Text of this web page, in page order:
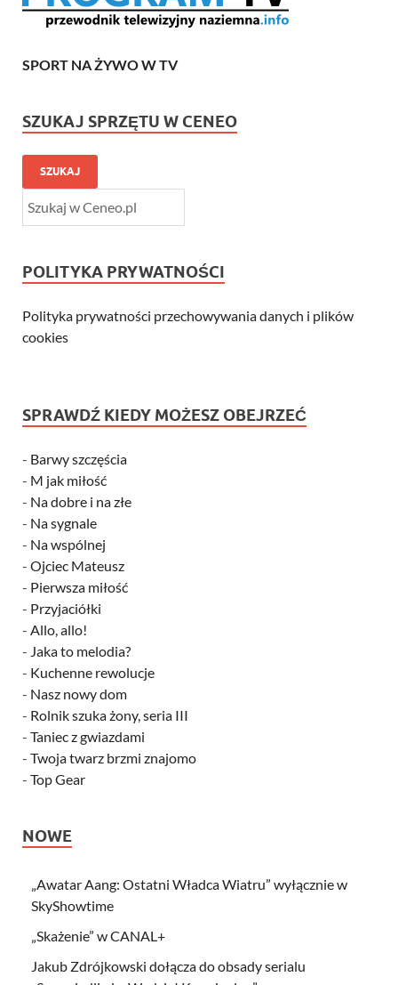
SPORT NA ŻYWO W TV
SZUKAJ SPRZĘTU W CENEO
SZUKAJ
POLITYKA PRYWATNOŚCI
Polityka prywatności przechowywania danych i plików
cookies
SPRAWDŹ KIEDY MOŻESZ OBEJRZEĆ
- Barwy szczęścia
- M jak miłość
- Na dobre i na złe
- Na sygnale
- Na wspólnej
- Ojciec Mateusz
- Pierwsza miłość
- Przyjaciółki
- Allo, allo!
- Jaka to melodia?
- Kuchenne rewolucje
- Nasz nowy dom
- Rolnik szuka żony, seria III
- Taniec z gwiazdami
- Twoja twarz brzmi znajomo
- Top Gear
NOWE
„Awatar Aang: Ostatni Władca Wiatru” wyłącznie w
SkyShowtime
„Skażenie” w CANAL+
Jakub Zdrójkowski dołącza do obsady serialu